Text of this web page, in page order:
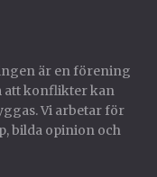
är en förening
att konflikter kan
Vi arbetar för
bilda opinion och